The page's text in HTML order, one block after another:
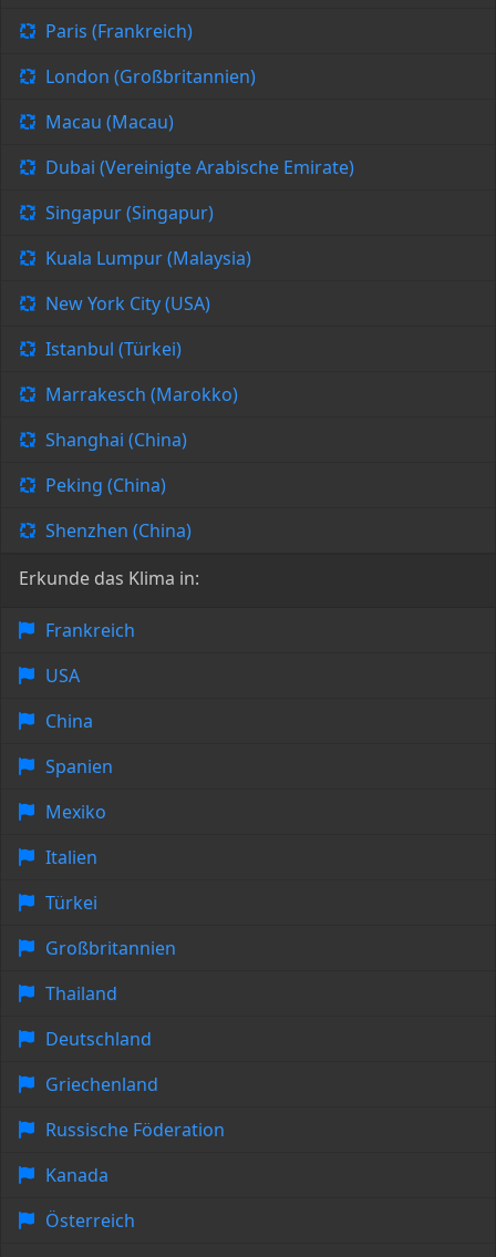
Paris (Frankreich)
London (Großbritannien)
Macau (Macau)
Dubai (Vereinigte Arabische Emirate)
Singapur (Singapur)
Kuala Lumpur (Malaysia)
New York City (USA)
Istanbul (Türkei)
Marrakesch (Marokko)
Shanghai (China)
Peking (China)
Shenzhen (China)
Erkunde das Klima in:
Frankreich
USA
China
Spanien
Mexiko
Italien
Türkei
Großbritannien
Thailand
Deutschland
Griechenland
Russische Föderation
Kanada
Österreich